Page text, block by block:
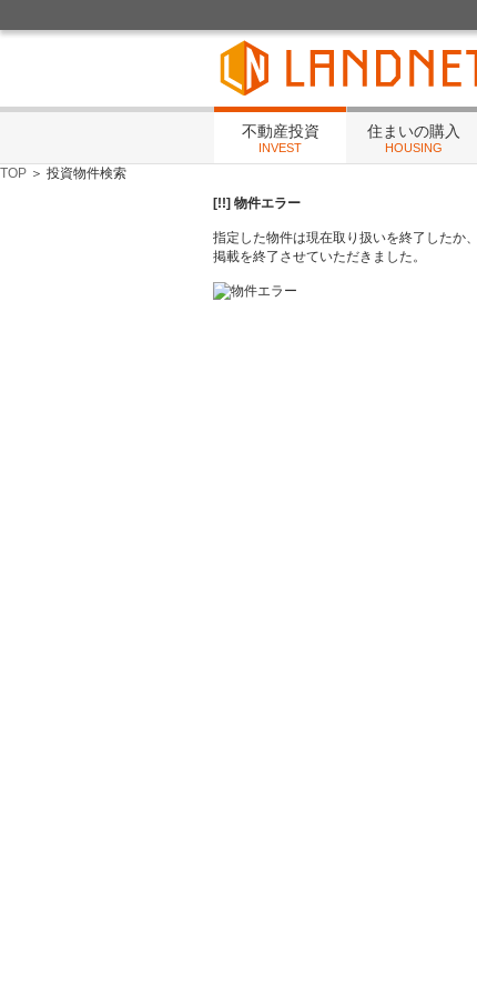
不動産投資
INVEST
住まいの購入
HOUSING
TOP ＞ 投資物件検索
[!!] 物件エラー
指定した物件は現在取り扱いを終了したか、
掲載を終了させていただきました。